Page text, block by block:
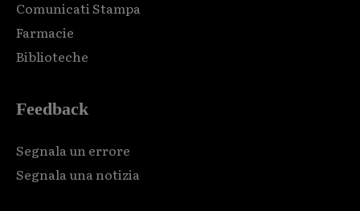
Comunicati Stampa
Farmacie
Biblioteche
Feedback
Segnala un errore
Segnala una notizia